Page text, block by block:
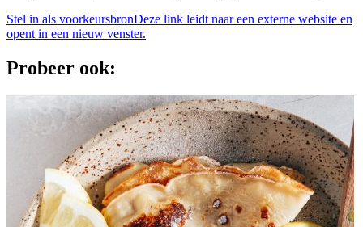
Stel in als voorkeursbronDeze link leidt naar een externe website en
opent in een nieuw venster.
Probeer ook: